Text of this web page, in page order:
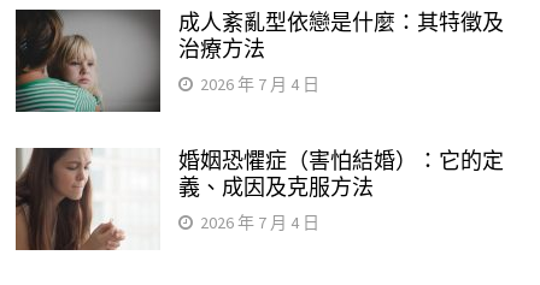
成人紊亂型依戀是什麼：其特徵及
治療方法
2026 年 7 月 4 日
婚姻恐懼症（害怕結婚）：它的定
義、成因及克服方法
2026 年 7 月 4 日